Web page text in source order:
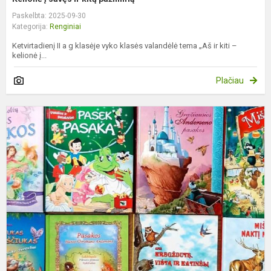
Paskelbta: 2025-09-30
Kategorija: Renginiai
Ketvirtadienį II a g klasėje vyko klasės valandėlė tema „Aš ir kiti –
kelionė į...
Plačiau